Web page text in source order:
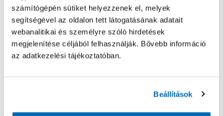
számítógépén sütiket helyezzenek el, melyek
segítségével az oldalon tett látogatásának adatait
webanalitikai és személyre szóló hirdetések
megjelenítése céljából felhasználják. Bővebb információ
az adatkezelési tájékoztatóban.
Beállítások